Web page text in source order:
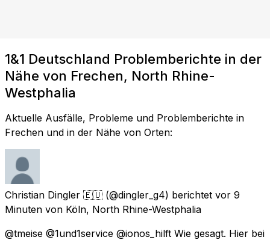
1&1 Deutschland Problemberichte in der
Nähe von Frechen, North Rhine-
Westphalia
Aktuelle Ausfälle, Probleme und Problemberichte in
Frechen und in der Nähe von Orten:
Christian Dingler 🇪🇺 (@dingler_g4) berichtet vor 9
Minuten von Köln, North Rhine-Westphalia
@tmeise @1und1service @ionos_hilft Wie gesagt. Hier bei